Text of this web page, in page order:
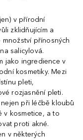
v přírodní
zklidňujícím a
množství přínosných
salicylová.
jako ingredience v
kosmetiky. Mezi
pleti,
rozjasnění pleti.
při léčbě kloubů
v kosmetice, a to
proti akné.
v některých